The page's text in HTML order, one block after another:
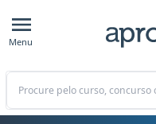
Menu
Buscar